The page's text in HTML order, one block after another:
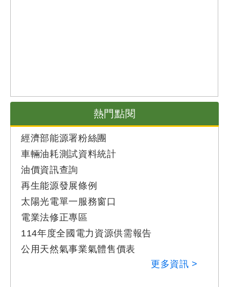
熱門點閱
經濟部能源署粉絲團
車輛油耗測試資料統計
油價資訊查詢
再生能源發展條例
太陽光電單一服務窗口
電業法修正專區
114年度全國電力資源供需報告
公用天然氣事業氣體售價表
更多資訊 >